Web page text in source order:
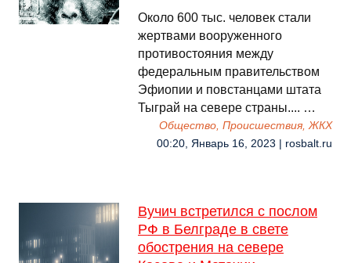
Около 600 тыс. человек стали
жертвами вооруженного
противостояния между
федеральным правительством
Эфиопии и повстанцами штата
Тыграй на севере страны.... …
Общество, Происшествия, ЖКХ
00:20, Январь 16, 2023 | rosbalt.ru
Вучич встретился с послом
РФ в Белграде в свете
обострения на севере